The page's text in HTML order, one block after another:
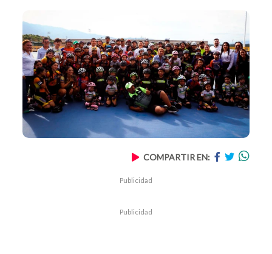
COMPARTIR EN:
Publicidad
Publicidad